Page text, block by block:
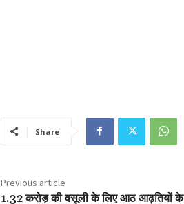
Share
Previous article
1.32 करोड़ की वसूली के लिए आठ आढ़तियों के